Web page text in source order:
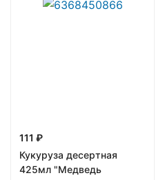
111 ₽
Кукуруза десертная
425мл "Медведь